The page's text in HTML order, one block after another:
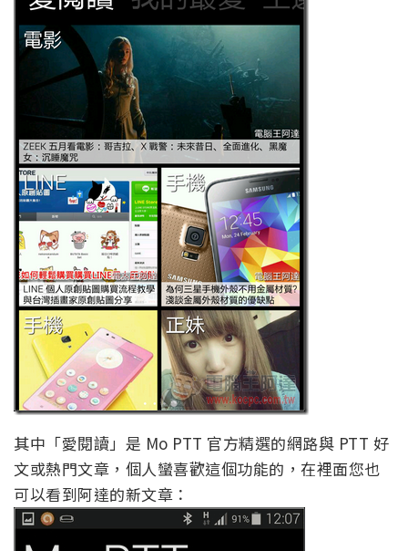
其中「愛閱讀」是 Mo PTT 官方精選的網路與 PTT 好
文或熱門文章，個人蠻喜歡這個功能的，在裡面您也
可以看到阿達的新文章：